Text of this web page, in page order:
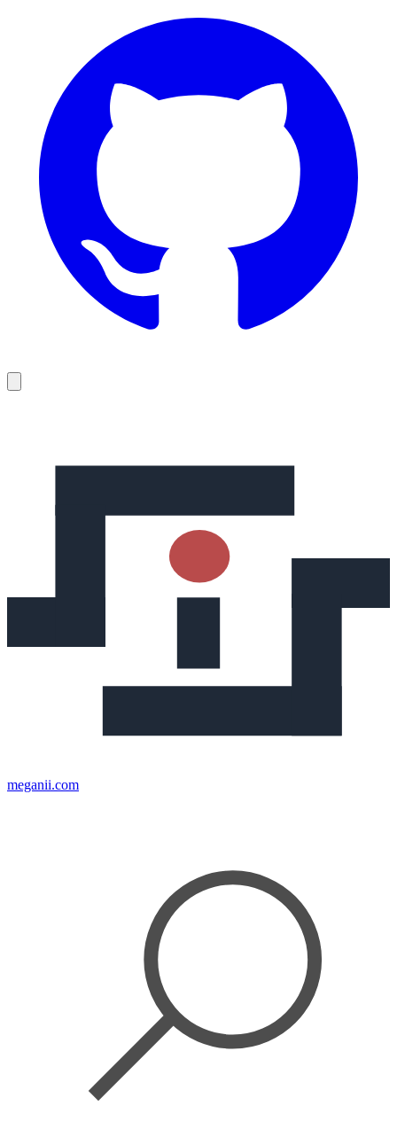
meganii.com